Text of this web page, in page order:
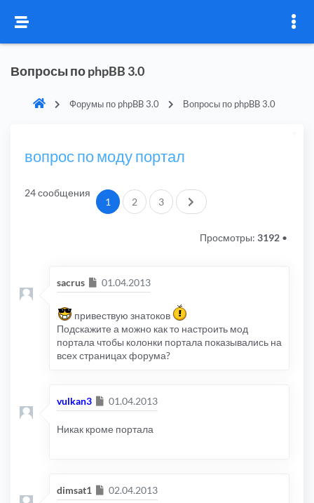
Вопросы по phpBB 3.0
Форумы по phpBB 3.0 Вопросы по phpBB 3.0
вопрос по моду портал
24 сообщения
1 2 3 След.
Просмотры: 3192 •
sacrus Сообщение
01.04.2013
привествую знатоков
Подскажите а можно как то настроить мод
портала чтобы колонки портала показывались на
всех страницах форума?
vulkan3 Сообщение
01.04.2013
Никак кроме портала
dimsat1 Сообщение
02.04.2013